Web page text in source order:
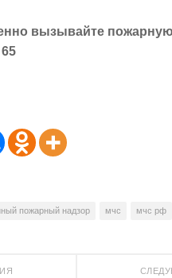
вызывайте
пожарный надзор мчс мчс рф